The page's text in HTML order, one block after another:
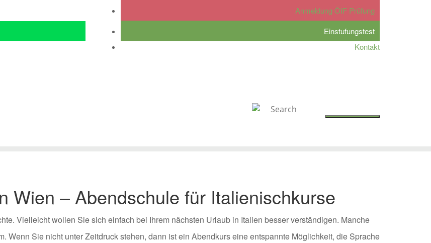
Anmeldung ÖIF Prüfung
Einstufungstest
Kontakt
Wien – Abendschule für Italienischkurse
Vielleicht wollen Sie sich einfach bei Ihrem nächsten Urlaub in Italien besser verständigen. Manche
Wenn Sie nicht unter Zeitdruck stehen, dann ist ein Abendkurs eine entspannte Möglichkeit, die Sprache